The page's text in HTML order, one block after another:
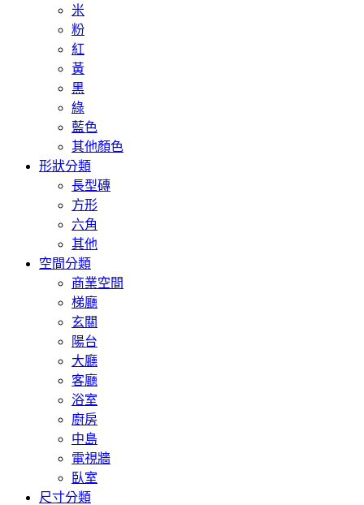
米
粉
紅
黃
黑
綠
藍色
其他顏色
形狀分類
長型磚
方形
六角
其他
空間分類
商業空間
梯廳
玄關
陽台
大廳
客廳
浴室
廚房
中島
電視牆
臥室
尺寸分類